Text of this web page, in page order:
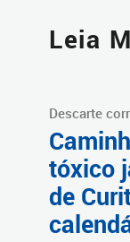
Leia
Descarte
tóxico
de